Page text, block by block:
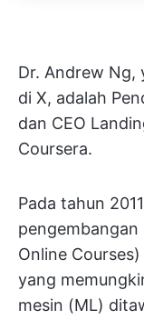
Dr. Andrew Ng,
di X, adalah
dan CEO
Coursera.
Pada tahun
Online
yang
mesin (ML)